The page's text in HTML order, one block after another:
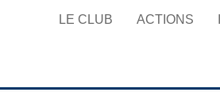
LE CLUB ACTIONS